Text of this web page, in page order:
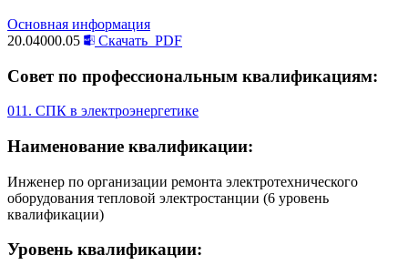
Основная информация
20.04000.05
Скачать PDF
Совет по профессиональным квалификациям:
011. СПК в электроэнергетике
Наименование квалификации:
Инженер по организации ремонта электротехнического
оборудования тепловой электростанции (6 уровень
квалификации)
Уровень квалификации: